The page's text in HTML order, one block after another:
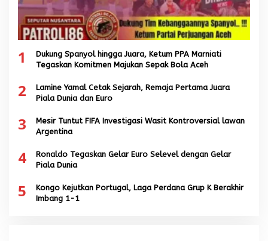
1
Dukung Spanyol hingga Juara, Ketum PPA Marniati
Tegaskan Komitmen Majukan Sepak Bola Aceh
2
Lamine Yamal Cetak Sejarah, Remaja Pertama Juara
Piala Dunia dan Euro
3
Mesir Tuntut FIFA Investigasi Wasit Kontroversial lawan
Argentina
4
Ronaldo Tegaskan Gelar Euro Selevel dengan Gelar
Piala Dunia
5
Kongo Kejutkan Portugal, Laga Perdana Grup K Berakhir
Imbang 1-1